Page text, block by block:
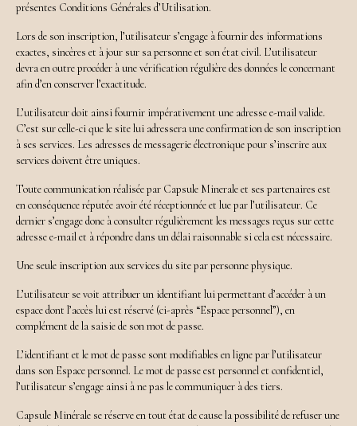
présentes Conditions Générales d’Utilisation.
Lors de son inscription, l’utilisateur s’engage à fournir des informations
exactes, sincères et à jour sur sa personne et son état civil. L’utilisateur
devra en outre procéder à une vérification régulière des données le concernant
afin d’en conserver l’exactitude.
L’utilisateur doit ainsi fournir impérativement une adresse e-mail valide.
C’est sur celle-ci que le site lui adressera une confirmation de son inscription
à ses services. Les adresses de messagerie électronique pour s’inscrire aux
services doivent être uniques.
Toute communication réalisée par Capsule Minerale et ses partenaires est
en conséquence réputée avoir été réceptionnée et lue par l’utilisateur. Ce
dernier s’engage donc à consulter régulièrement les messages reçus sur cette
adresse e-mail et à répondre dans un délai raisonnable si cela est nécessaire.
Une seule inscription aux services du site par personne physique.
L’utilisateur se voit attribuer un identifiant lui permettant d’accéder à un
espace dont l’accès lui est réservé (ci-après “Espace personnel”), en
complément de la saisie de son mot de passe.
L’identifiant et le mot de passe sont modifiables en ligne par l’utilisateur
dans son Espace personnel. Le mot de passe est personnel et confidentiel,
l’utilisateur s’engage ainsi à ne pas le communiquer à des tiers.
Capsule Minérale se réserve en tout état de cause la possibilité de refuser une